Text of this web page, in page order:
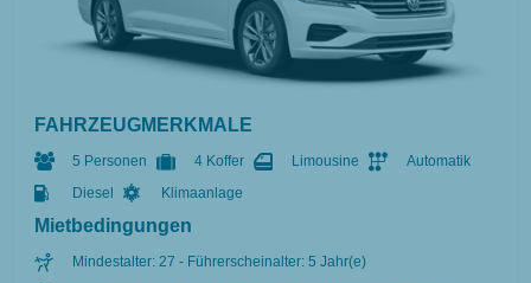
FAHRZEUGMERKMALE
5 Personen 4 Koffer Limousine
Automatik
Diesel
Klimaanlage
Mietbedingungen
Mindestalter: 27 - Führerscheinalter: 5 Jahr(e)